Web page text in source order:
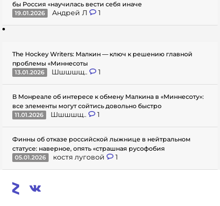
бы Россия «научилась вести себя иначе
19.01.2026
Андрей Л 1
The Hockey Writers: Малкин — ключ к решению главной
проблемы «Миннесоты
13.01.2026
Шшшшщ.. 1
В Монреале об интересе к обмену Малкина в «Миннесоту»:
все элементы могут сойтись довольно быстро
11.01.2026
Шшшшщ.. 1
Финны об отказе российской лыжнице в нейтральном
статусе: наверное, опять «страшная русофобия
05.01.2026
костя луговой 1